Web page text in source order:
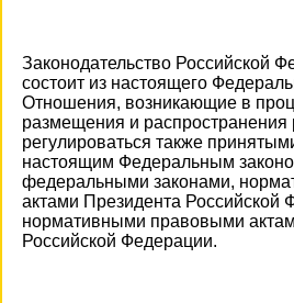
Законодательство Российской
состоит из настоящего
Отношения, возникающие в
размещения и распространения
регулироваться также
настоящим Федеральным
федеральными законами,
актами Президента Российской
нормативными правовыми
Российской Федерации.